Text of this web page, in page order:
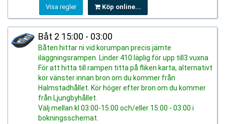
Visa regler Köp online...
Båt 2 15:00 - 03:00
Båten hittar ni vid korumpan precis jämte
iläggningsrampen. Linder 410 läplig för upp till3 vuxna
För att hitta till rampen titta på fliken karta, alternativt
kör vänster innan bron om du kommer från
Halmstadhållet. Kör höger efter bron om du kommer
från Ljungbyhållet.
Välj mellan kl 03:00-15:00 och/eller 15:00 - 03:00 i
bokningsschemat.